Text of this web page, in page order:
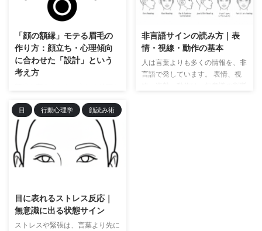
説明不足やスキル不足ではないこ
とがほとんど。 多くの場合、言
響しています。 それが、顔（表
情）と話し方です。 人は論理よ
り先に「安全かどうか」を顔で判
断する 人は会話の冒頭で、相手
ソンの法則とは？ なぜ仕事は与
えられた時間いっぱいまで膨張す
るのでしょうか？ パーキンソン
の法則によれば、仕事は割り当て
られた時間を使い切るまで膨張す
る、とされています。 これは、
単なる理論ではなく「すべてに当
「顔の額縁」モテる眉毛の
作り方：顔立ち・心理傾向
に合わせた「設計」という
考え方
ように、眉毛のデザインを変える
だけで顔の印象が大きく変わるた
め、眉毛は「顔の額縁」と言われ
ています。 顔の中でももっとも
印象をコントロールしやすいパー
ツである眉をデザインして人生を
額縁 眉は、顔の中でももっとも
印象をコントロールしやすいパー
ツです。しかし、眉メイクがうま
くいかない人の多くは、 「流行
2026/2/4
非言語サインの読み方｜表
情・視線・動作の基本
人は言葉よりも多くの情報を、非
言語で発しています。 表情、視
目 行動心理学 顔読み術
目に表れるストレス反応｜
無意識に出る状態サイン
ストレスや緊張は、言葉より先に